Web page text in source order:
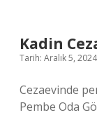
Kadin
Tarih: Aralık 5, 2024
Cezaevinde
Pembe Oda